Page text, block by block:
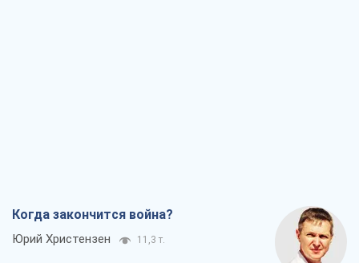
Когда закончится война?
Юрий Христензен 11,3 т.